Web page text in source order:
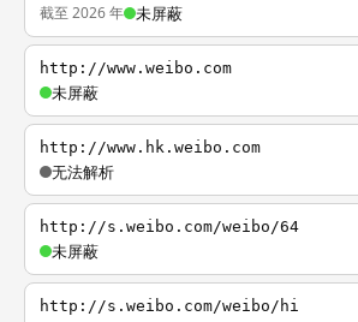
截至 2026 年 未屏蔽
http://www.weibo.com
未屏蔽
http://www.hk.weibo.com
无法解析
http://s.weibo.com/weibo/64
未屏蔽
http://s.weibo.com/weibo/hi